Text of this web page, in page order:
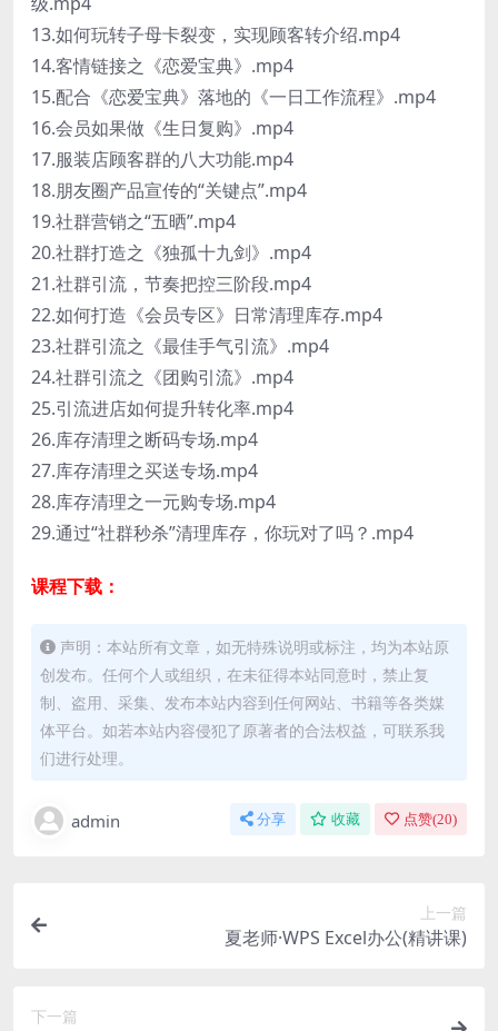
13.如何玩转子母卡裂变，实现顾客转介绍.mp4
14.客情链接之《恋爱宝典》.mp4
15.配合《恋爱宝典》落地的《一日工作流程》.mp4
16.会员如果做《生日复购》.mp4
17.服装店顾客群的八大功能.mp4
18.朋友圈产品宣传的“关键点”.mp4
19.社群营销之“五晒”.mp4
20.社群打造之《独孤十九剑》.mp4
21.社群引流，节奏把控三阶段.mp4
22.如何打造《会员专区》日常清理库存.mp4
23.社群引流之《最佳手气引流》.mp4
24.社群引流之《团购引流》.mp4
25.引流进店如何提升转化率.mp4
26.库存清理之断码专场.mp4
27.库存清理之买送专场.mp4
28.库存清理之一元购专场.mp4
29.通过“社群秒杀”清理库存，你玩对了吗？.mp4
课程下载：
声明：本站所有文章，如无特殊说明或标注，均为本站原
创发布。任何个人或组织，在未征得本站同意时，禁止复
制、盗用、采集、发布本站内容到任何网站、书籍等各类媒
体平台。如若本站内容侵犯了原著者的合法权益，可联系我
们进行处理。
admin 分享 收藏 点赞(20)
上一篇
夏老师·WPS Excel办公(精讲课)
下一篇